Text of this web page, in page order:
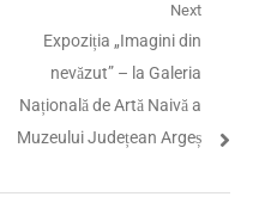
Next
Next
post:
Expoziția „Imagini din
nevăzut” – la Galeria
Națională de Artă Naivă a
Muzeului Județean Argeș